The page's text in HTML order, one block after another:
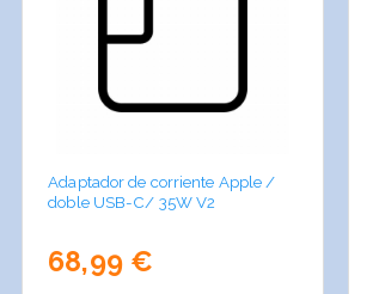
Adaptador de corriente Apple /
doble USB-C/ 35W V2
68,99 €